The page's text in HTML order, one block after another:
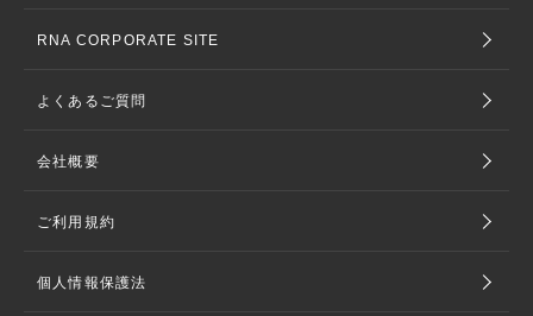
RNA CORPORATE SITE
よくあるご質問
会社概要
ご利用規約
個人情報保護法